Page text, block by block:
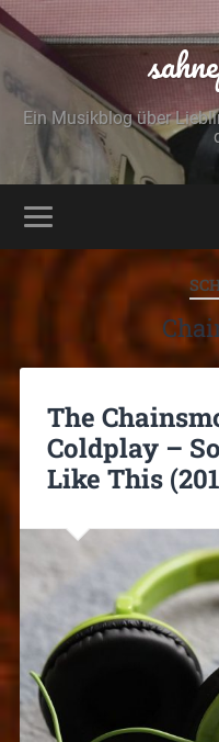
Ein Musikblog über
The
Coldplay –
Like This